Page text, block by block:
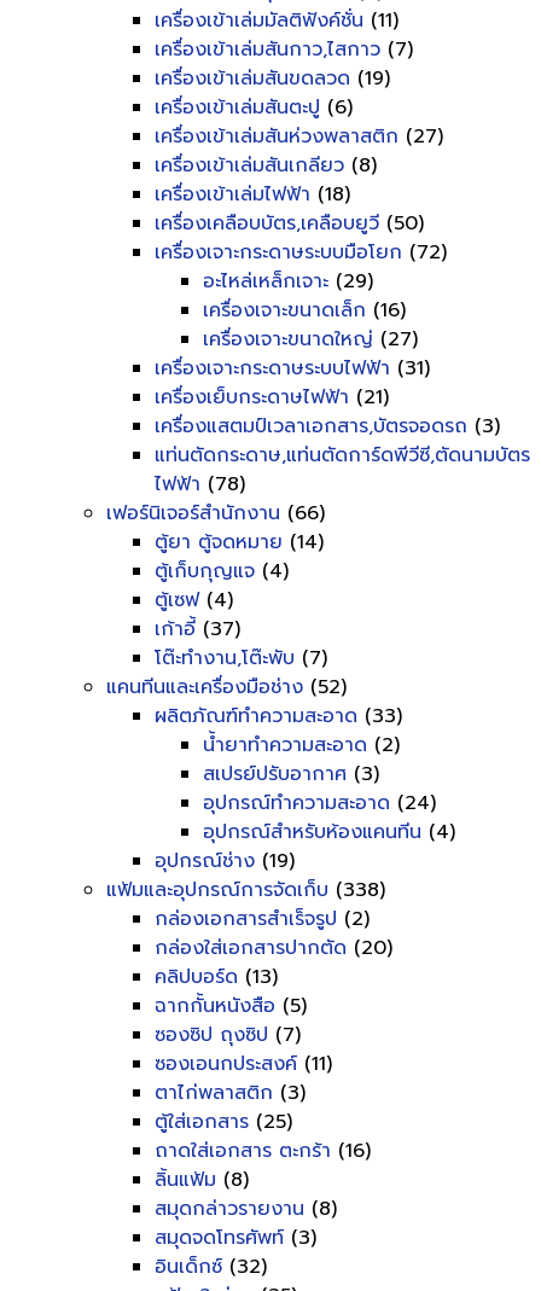
เครื่องเข้าเล่มมัลติฟังค์ชั่น (11)
เครื่องเข้าเล่มสันกาว,ไสกาว (7)
เครื่องเข้าเล่มสันขดลวด (19)
เครื่องเข้าเล่มสันตะปู (6)
เครื่องเข้าเล่มสันห่วงพลาสติก (27)
เครื่องเข้าเล่มสันเกลียว (8)
เครื่องเข้าเล่มไฟฟ้า (18)
เครื่องเคลือบบัตร,เคลือบยูวี (50)
เครื่องเจาะกระดาษระบบมือโยก (72)
อะไหล่เหล็กเจาะ (29)
เครื่องเจาะขนาดเล็ก (16)
เครื่องเจาะขนาดใหญ่ (27)
เครื่องเจาะกระดาษระบบไฟฟ้า (31)
เครื่องเย็บกระดาษไฟฟ้า (21)
เครื่องแสตมป์เวลาเอกสาร,บัตรจอดรถ (3)
แท่นตัดกระดาษ,แท่นตัดการ์ดพีวีซี,ตัดนามบัตร
ไฟฟ้า (78)
เฟอร์นิเจอร์สำนักงาน (66)
ตู้ยา ตู้จดหมาย (14)
ตู้เก็บกุญแจ (4)
ตู้เซฟ(4)
เก้าอี้ (37)
โต๊ะทำงาน,โต๊ะพับ (7)
แคนทีนและเครื่องมือช่าง (52)
ผลิตภัณฑ์ทำความสะอาด (33)
น้ำยาทำความสะอาด (2)
สเปรย์ปรับอากาศ (3)
อุปกรณ์ทำความสะอาด (24)
อุปกรณ์สำหรับห้องแคนทีน (4)
อุปกรณ์ช่าง (19)
แฟ้มและอุปกรณ์การจัดเก็บ (338)
กล่องเอกสารสำเร็จรูป (2)
กล่องใส่เอกสารปากตัด (20)
คลิปบอร์ด (13)
ฉากกั้นหนังสือ (5)
ซองซิป ถุงซิป (7)
ซองเอนกประสงค์ (11)
ตาไก่พลาสติก (3)
ตู้ใส่เอกสาร (25)
ถาดใส่เอกสาร ตะกร้า (16)
ลิ้นแฟ้ม (8)
สมุดกล่าวรายงาน (8)
สมุดจดโทรศัพท์ (3)
อินเด็กซ์ (32)